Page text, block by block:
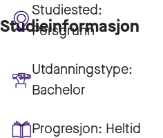
Studieinformasjon
Studiested:
Porsgrunn
Utdanningstype:
Bachelor
Progresjon: Heltid